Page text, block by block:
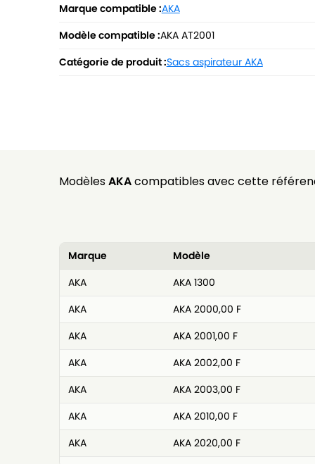
Marque compatible :AKA
Modèle compatible :AKA AT2001
Catégorie de produit :Sacs aspirateur AKA
ModèlesAKAcompatibles avec cette
Marque
Modèle
AKA
AKA 1300
AKA
AKA 2000,00 F
AKA
AKA 2001,00 F
AKA
AKA 2002,00 F
AKA
AKA 2003,00 F
AKA
AKA 2010,00 F
AKA
AKA 2020,00 F